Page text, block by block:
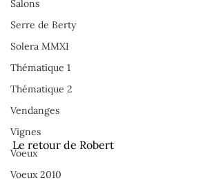
Salons
Serre de Berty
Solera MMXI
Thématique 1
Thématique 2
Vendanges
Vignes
Voeux
Voeux 2010
Le retour de Robert